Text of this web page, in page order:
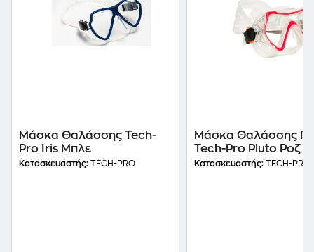
Μάσκα Θαλάσσης Tech-
Pro Iris Μπλε
Κατασκευαστής: TECH-PRO
Μάσκα Θαλάσσης
Tech-Pro Pluto Ροζ
Κατασκευαστής: TECH-PRO